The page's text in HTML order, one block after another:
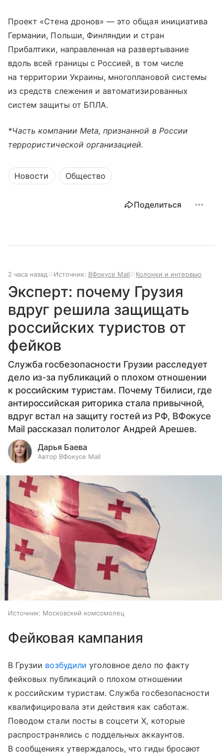
Проект «Стена дронов» — это общая инициатива
Германии, Польши, Финляндии и стран
Прибалтики, направленная на развертывание
вдоль всей границы с Россией, в том числе
на территории Украины, многоплановой системы
из средств слежения и автоматизированных
систем защиты от БПЛА.
*Часть компании Meta, признанной в России
террористической организацией.
Новости Общество
Поделиться
2 часа назад Источник: ВФокусе Mail Колонки и интервью
Эксперт: почему Грузия
вдруг решила защищать
российских туристов от
фейков
Служба госбезопасности Грузии расследует
дело из-за публикаций о плохом отношении
к российским туристам. Почему Тбилиси, где
антироссийская риторика стала привычной,
вдруг встал на защиту гостей из РФ, ВФокусе
Mail рассказал политолог Андрей Арешев.
Дарья Баева
Автор ВФокусе Mail
Источник: Московский комсомолец
Фейковая кампания
В Грузии возбудили уголовное дело по факту
фейковых публикаций о плохом отношении
к российским туристам. Служба госбезопасности
квалифицировала эти действия как саботаж.
Поводом стали посты в соцсети X, которые
распространялись с поддельных аккаунтов.
В сообщениях утверждалось, что гиды бросают